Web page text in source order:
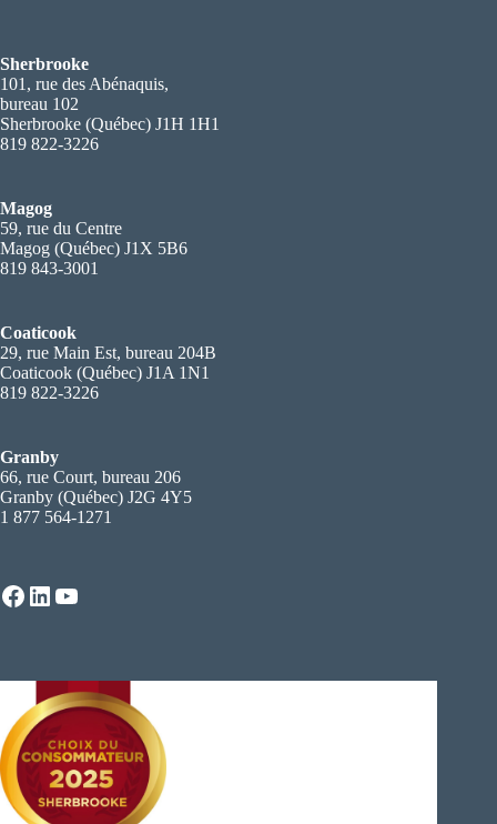
Sherbrooke
101, rue des Abénaquis,
bureau 102
Sherbrooke (Québec) J1H 1H1
819 822-3226
Magog
59, rue du Centre
Magog (Québec) J1X 5B6
819 843-3001
Coaticook
29, rue Main Est, bureau 204B
Coaticook (Québec) J1A 1N1
819 822-3226
Granby
66, rue Court, bureau 206
Granby (Québec) J2G 4Y5
1 877 564-1271
Facebook
LinkedIn
YouTube